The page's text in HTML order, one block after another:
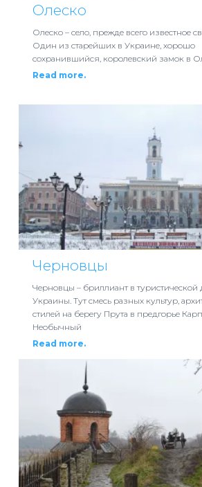
Олеско
Олеско – село, прежде всего известное
Один из старейших в Украине, хорошо
сохранившийся, королевский замок в
Read more.
Черновцы
Черновцы – бриллиант в туристической
Украины. Тут смесь разных культур,
стилей на берегу Прута в предгорье
Необычный
Read more.